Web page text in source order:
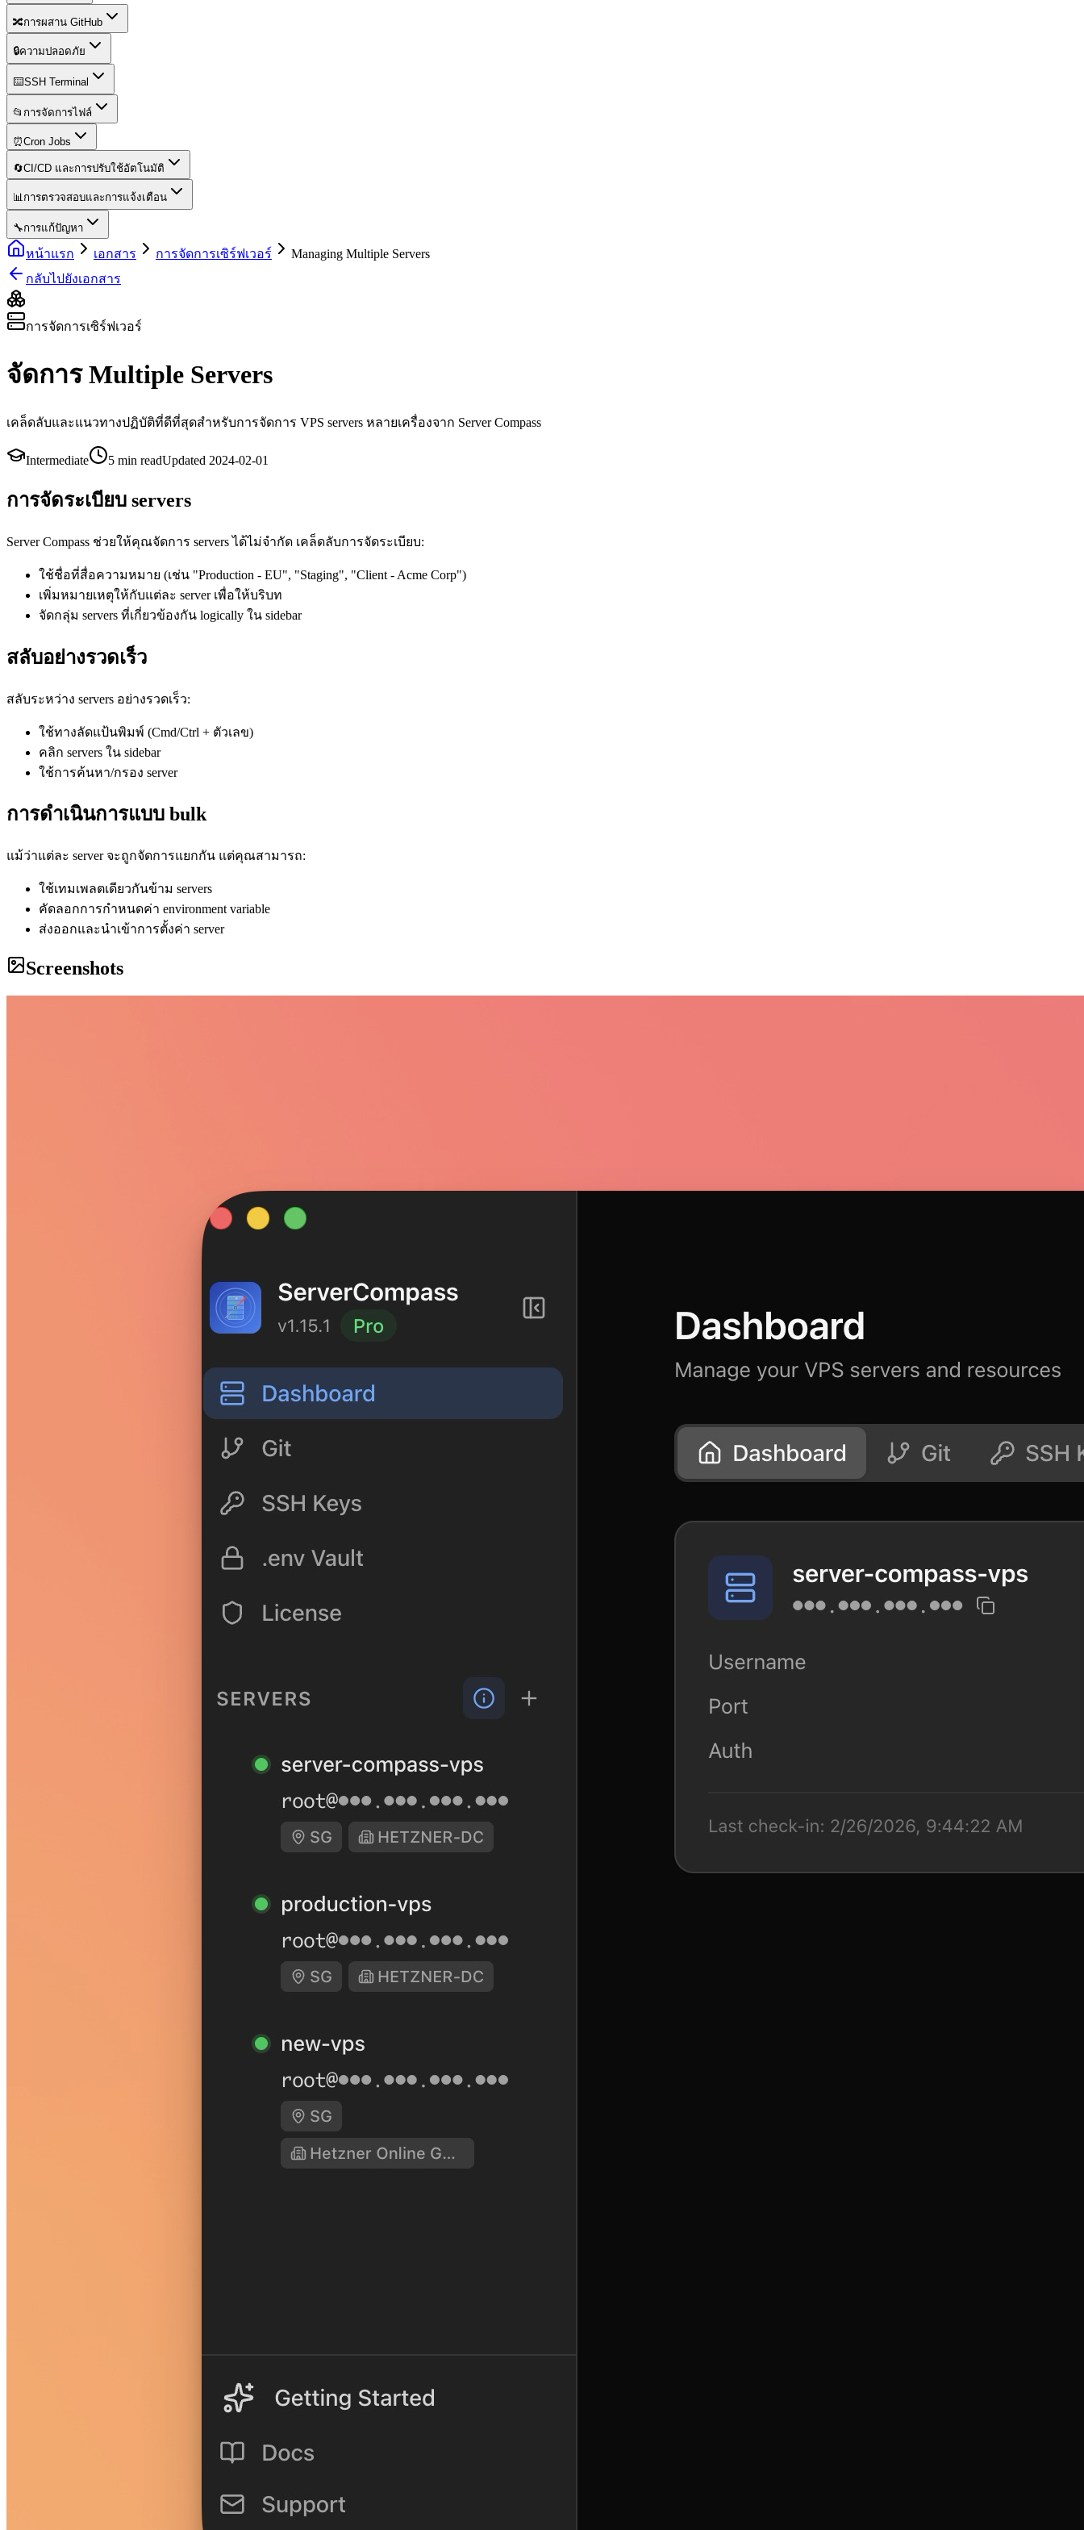
🔀การผสาน GitHub
🔒ความปลอดภัย
⌨️SSH Terminal
📂 การจัดการไฟล์
⏰Cron Jobs
🔄CI/CD และการปรับใช้อัตโนมัติ
📊การตรวจสอบและการแจ้งเตือน
🔧การแก้ปัญหา
หน้าแรก เอกสาร การจัดการเซิร์ฟเวอร์
Managing Multiple Servers
กลับไปยังเอกสาร
การจัดการเซิร์ฟเวอร์
จัดการ Multiple Servers
เคล็ดลับและแนวทางปฏิบัติที่ดีที่สุดสำหรับการจัดการ VPS servers หลายเครื่องจาก Server Compass
Intermediate 5 min readUpdated 2024-02-01
การจัดระเบียบ servers
Server Compass ช่วยให้คุณจัดการ servers ได้ไม่จำกัด เคล็ดลับการจัดระเบียบ:
ใช้ชื่อที่สื่อความหมาย (เช่น "Production - EU", "Staging", "Client - Acme Corp")
เพิ่มหมายเหตุให้กับแต่ละ server เพื่อให้บริบท
จัดกลุ่ม servers ที่เกี่ยวข้องกัน logically ใน sidebar
สลับอย่างรวดเร็ว
สลับระหว่าง servers อย่างรวดเร็ว:
ใช้ทางลัดแป้นพิมพ์ (Cmd/Ctrl + ตัวเลข)
คลิก servers ใน sidebar
ใช้การค้นหา/กรอง server
การดำเนินการแบบ bulk
แม้ว่าแต่ละ server จะถูกจัดการแยกกัน แต่คุณสามารถ:
ใช้เทมเพลตเดียวกันข้าม servers
คัดลอกการกำหนดค่า environment variable
ส่งออกและนำเข้าการตั้งค่า server
Screenshots